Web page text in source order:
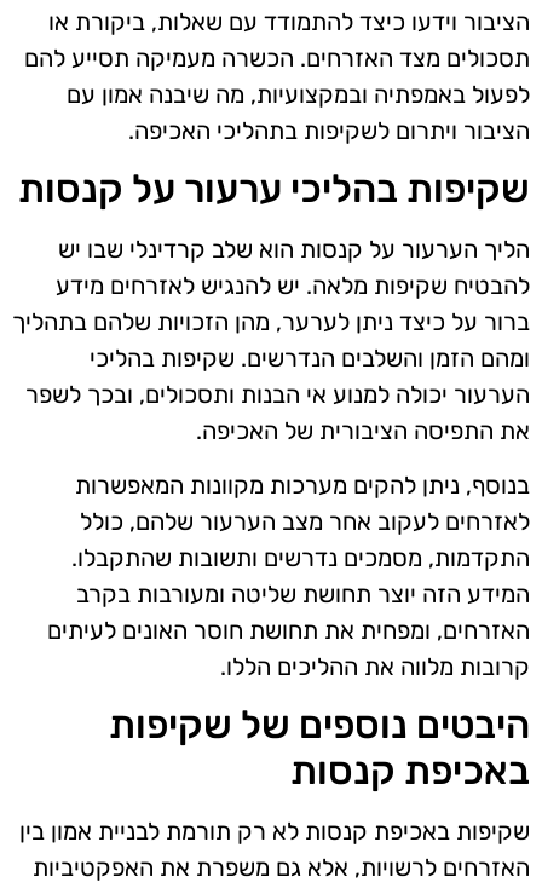
הציבור וידעו כיצד להתמודד עם שאלות, ביקורת או
תסכולים מצד האזרחים. הכשרה מעמיקה תסייע להם
לפעול באמפתיה ובמקצועיות, מה שיבנה אמון עם
הציבור ויתרום לשקיפות בתהליכי האכיפה.
שקיפות בהליכי ערעור על קנסות
הליך הערעור על קנסות הוא שלב קרדינלי שבו יש
להבטיח שקיפות מלאה. יש להנגיש לאזרחים מידע
ברור על כיצד ניתן לערער, מהן הזכויות שלהם בתהליך
ומהם הזמן והשלבים הנדרשים. שקיפות בהליכי
הערעור יכולה למנוע אי הבנות ותסכולים, ובכך לשפר
את התפיסה הציבורית של האכיפה.
בנוסף, ניתן להקים מערכות מקוונות המאפשרות
לאזרחים לעקוב אחר מצב הערעור שלהם, כולל
התקדמות, מסמכים נדרשים ותשובות שהתקבלו.
המידע הזה יוצר תחושת שליטה ומעורבות בקרב
האזרחים, ומפחית את תחושת חוסר האונים לעיתים
קרובות מלווה את ההליכים הללו.
היבטים נוספים של שקיפות
באכיפת קנסות
שקיפות באכיפת קנסות לא רק תורמת לבניית אמון בין
האזרחים לרשויות, אלא גם משפרת את האפקטיביות